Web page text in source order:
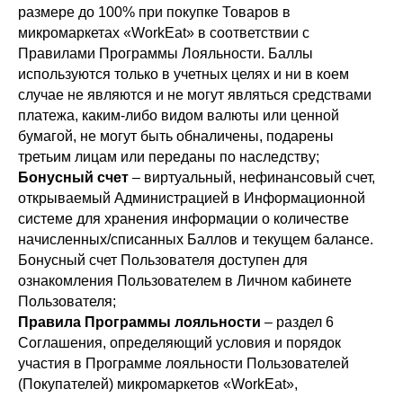
размере до 100% при покупке Товаров в
микромаркетах «WorkEat» в соответствии с
Правилами Программы Лояльности. Баллы
используются только в учетных целях и ни в коем
случае не являются и не могут являться средствами
платежа, каким-либо видом валюты или ценной
бумагой, не могут быть обналичены, подарены
третьим лицам или переданы по наследству;
Бонусный счет – виртуальный, нефинансовый счет,
открываемый Администрацией в Информационной
системе для хранения информации о количестве
начисленных/списанных Баллов и текущем балансе.
Бонусный счет Пользователя доступен для
ознакомления Пользователем в Личном кабинете
Пользователя;
Правила Программы лояльности – раздел 6
Соглашения, определяющий условия и порядок
участия в Программе лояльности Пользователей
(Покупателей) микромаркетов «WorkEat»,